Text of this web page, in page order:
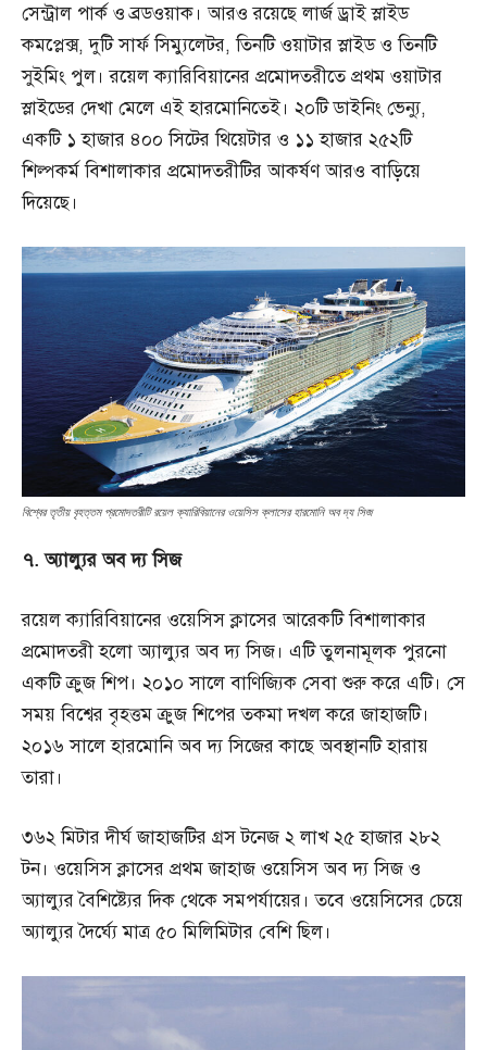
সেন্ট্রাল পার্ক ও ব্রডওয়াক। আরও রয়েছে লার্জ ড্রাই স্লাইড
কমপ্লেক্স, দুটি সার্ফ সিম্যুলেটর, তিনটি ওয়াটার স্লাইড ও তিনটি
সুইমিং পুল। রয়েল ক্যারিবিয়ানের প্রমোদতরীতে প্রথম ওয়াটার
স্লাইডের দেখা মেলে এই হারমোনিতেই। ২০টি ডাইনিং ভেন্যু,
একটি ১ হাজার ৪০০ সিটের থিয়েটার ও ১১ হাজার ২৫২টি
শিল্পকর্ম বিশালাকার প্রমোদতরীটির আকর্ষণ আরও বাড়িয়ে
দিয়েছে।
বিশ্বের তৃতীয় বৃহত্তম প্রমোদতরীটি রয়েল ক্যারিবিয়ানের ওয়েসিস ক্লাসের হারমোনি অব দ্য সিজ
৭. অ্যাল্যুর অব দ্য সিজ
রয়েল ক্যারিবিয়ানের ওয়েসিস ক্লাসের আরেকটি বিশালাকার
প্রমোদতরী হলো অ্যাল্যুর অব দ্য সিজ। এটি তুলনামূলক পুরনো
একটি ক্রুজ শিপ। ২০১০ সালে বাণিজ্যিক সেবা শুরু করে এটি। সে
সময় বিশ্বের বৃহত্তম ক্রুজ শিপের তকমা দখল করে জাহাজটি।
২০১৬ সালে হারমোনি অব দ্য সিজের কাছে অবস্থানটি হারায়
তারা।
৩৬২ মিটার দীর্ঘ জাহাজটির গ্রস টনেজ ২ লাখ ২৫ হাজার ২৮২
টন। ওয়েসিস ক্লাসের প্রথম জাহাজ ওয়েসিস অব দ্য সিজ ও
অ্যাল্যুর বৈশিষ্ট্যের দিক থেকে সমপর্যায়ের। তবে ওয়েসিসের চেয়ে
অ্যাল্যুর দৈর্ঘ্যে মাত্র ৫০ মিলিমিটার বেশি ছিল।